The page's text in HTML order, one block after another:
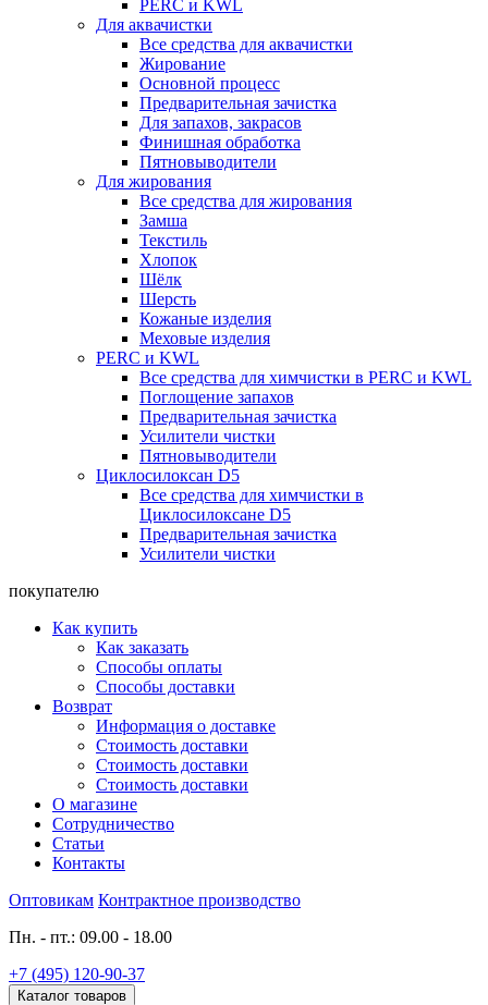
PERC и KWL
Для аквачистки
Все средства для аквачистки
Жирование
Основной процесс
Предварительная зачистка
Для запахов, закрасов
Финишная обработка
Пятновыводители
Для жирования
Все средства для жирования
Замша
Текстиль
Хлопок
Шёлк
Шерсть
Кожаные изделия
Меховые изделия
PERC и KWL
Все средства для химчистки в PERC и KWL
Поглощение запахов
Предварительная зачистка
Усилители чистки
Пятновыводители
Циклосилоксан D5
Все средства для химчистки в
Циклосилоксане D5
Предварительная зачистка
Усилители чистки
покупателю
Как купить
Как заказать
Способы оплаты
Способы доставки
Возврат
Информация о доставке
Стоимость доставки
Стоимость доставки
Стоимость доставки
О магазине
Сотрудничество
Статьи
Контакты
Оптовикам Контрактное производство
Пн. - пт.: 09.00 - 18.00
+7 (495) 120-90-37
Каталог товаров